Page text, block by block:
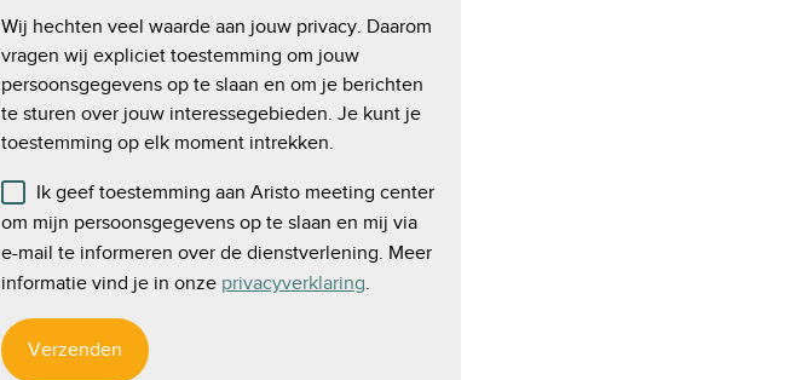
Wij hechten veel waarde aan jouw privacy. Daarom
vragen wij expliciet toestemming om jouw
persoonsgegevens op te slaan en om je berichten
te sturen over jouw interessegebieden. Je kunt je
toestemming op elk moment intrekken.
Ik geef toestemming aan Aristo meeting center
om mijn persoonsgegevens op te slaan en mij via
e-mail te informeren over de dienstverlening. Meer
informatie vind je in onze privacyverklaring.